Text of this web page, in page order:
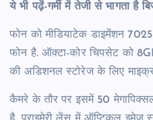
ये भी पढ़ें-गर्मी में तेजी से भागता है
फोन को मीडियाटेक डाइमेंशन 7025
फोन है. ऑक्टा-कोर चिपसेट को
की अडिशनल स्टोरेज के लिए
कैमरे के तौर पर इसमें 50